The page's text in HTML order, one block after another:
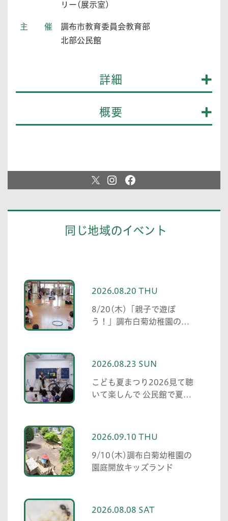
リー(展示室)
主催
調布市教育委員会教育部
北部公民館
詳細
概要
同じ地域のイベント
2026.08.20 THU
8/20(木)「親子で遊ぼ
う！」調布白菊幼稚園の未
2026.08.23 SUN
こども夏まつり2026見て聴
いて楽しんで 公民館で夏の
2026.09.10 THU
9/10(木)調布白菊幼稚園の
園庭開放キッズランド
2026.08.08 SAT